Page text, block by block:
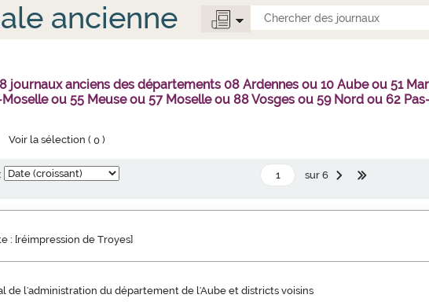
ancienne
journaux anciens des départements 08 Ardennes ou 10 Aube ou 51
ou 55 Meuse ou 57 Moselle ou 88 Vosges ou 59 Nord ou 62
Voir la sélection (0 )
sur 6
: [réimpression de Troyes]
de l'administration du département de l'Aube et districts voisins